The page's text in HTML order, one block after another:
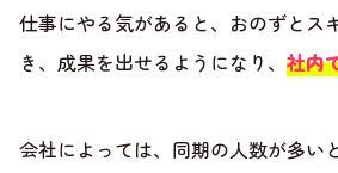
仕事にやる気があると、おのずとス
き、成果を出せるようになり、 社内
会社によっては、同期の人数が多い